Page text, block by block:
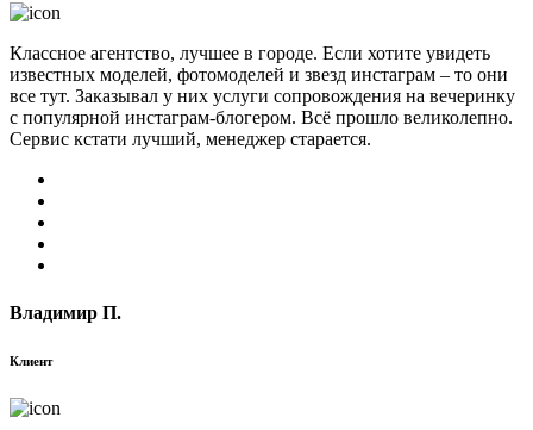
Классное агентство, лучшее в городе. Если хотите увидеть
известных моделей, фотомоделей и звезд инстаграм – то они
все тут. Заказывал у них услуги сопровождения на вечеринку
с популярной инстаграм-блогером. Всё прошло великолепно.
Сервис кстати лучший, менеджер старается.
Владимир П.
Клиент